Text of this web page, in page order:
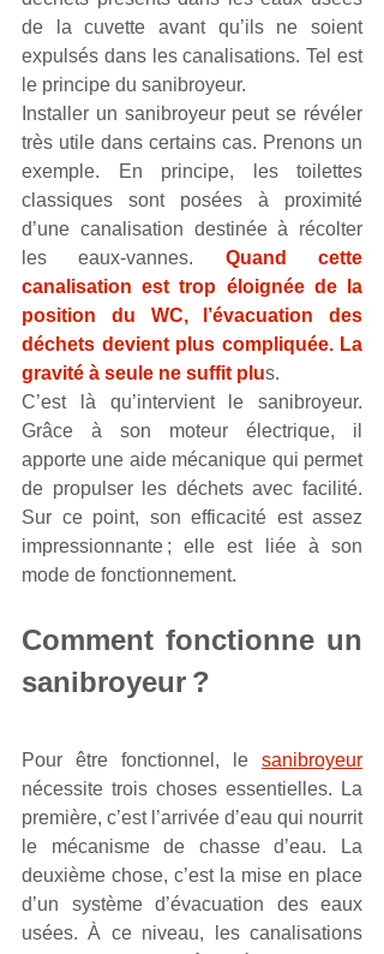
de la cuvette avant qu’ils ne soient
expulsés dans les canalisations. Tel est
le principe du sanibroyeur.
Installer un sanibroyeur peut se révéler
très utile dans certains cas. Prenons un
exemple. En principe, les toilettes
classiques sont posées à proximité
d’une canalisation destinée à récolter
les eaux-vannes. Quand cette
canalisation est trop éloignée de la
position du WC, l’évacuation des
déchets devient plus compliquée. La
gravité à seule ne suffit plus.
C’est là qu’intervient le sanibroyeur.
Grâce à son moteur électrique, il
apporte une aide mécanique qui permet
de propulser les déchets avec facilité.
Sur ce point, son efficacité est assez
impressionnante ; elle est liée à son
mode de fonctionnement.
Comment fonctionne un
sanibroyeur ?
Pour être fonctionnel, le sanibroyeur
nécessite trois choses essentielles. La
première, c’est l’arrivée d’eau qui nourrit
le mécanisme de chasse d’eau. La
deuxième chose, c’est la mise en place
d’un système d’évacuation des eaux
usées. À ce niveau, les canalisations